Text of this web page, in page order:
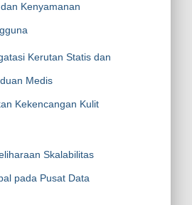
Kenyamanan
Kerutan Statis dan
Medis
Kekencangan Kulit
Skalabilitas
pada Pusat Data